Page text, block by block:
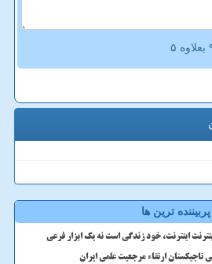
پربیننده ترین ها
اینترنت، خود زندگی است نه یک ابزار فرعی
تاجیکستان ارتقاء مرجعیت علمی ایران